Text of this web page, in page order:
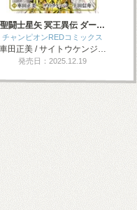
聖闘士星矢 冥王異伝 ダー…
チャンピオンREDコミックス
車田正美 / サイトウケンジ…
発売日：2025.12.19